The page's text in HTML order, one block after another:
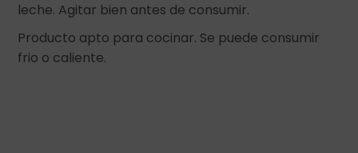
leche. Agitar bien antes de consumir.
Producto apto para cocinar. Se puede consumir
frio o caliente.